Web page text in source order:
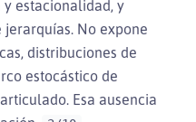
estacionalidad, y
No expone
distribuciones de
estocástico de
Esa ausencia